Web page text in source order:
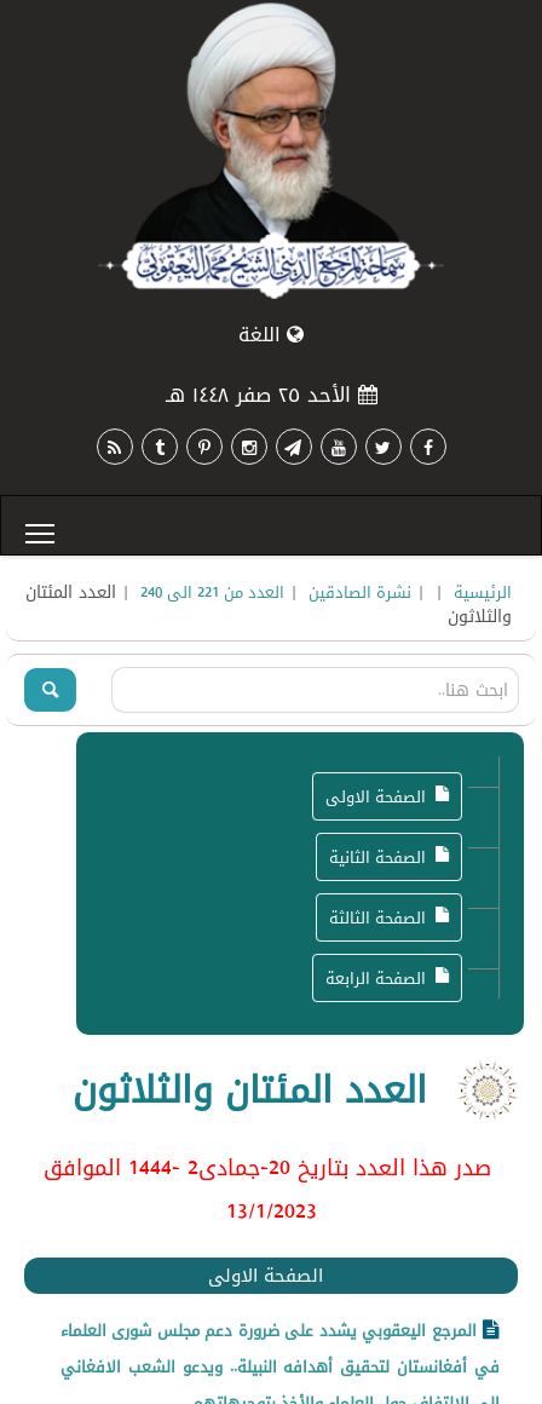
اللغة
الأحد ٢٥ صفر ١٤٤٨ هـ
الرئيسية |
| نشرة الصادقين | العدد من 221 الى 240 | العدد المئتان
والثلاثون
الصفحة الاولى
الصفحة الثانية
الصفحة الثالثة
الصفحة الرابعة
العدد المئتان والثلاثون
صدر هذا العدد بتاريخ 20-جمادى2 -1444 الموافق
13/1/2023
الصفحة الاولى
المرجع اليعقوبي يشدد على ضرورة دعم مجلس شورى العلماء
في أفغانستان لتحقيق أهدافه النبيلة.. ويدعو الشعب الافغاني